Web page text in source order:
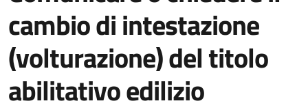
cambio di intestazione
(volturazione) del titolo
abilitativo edilizio